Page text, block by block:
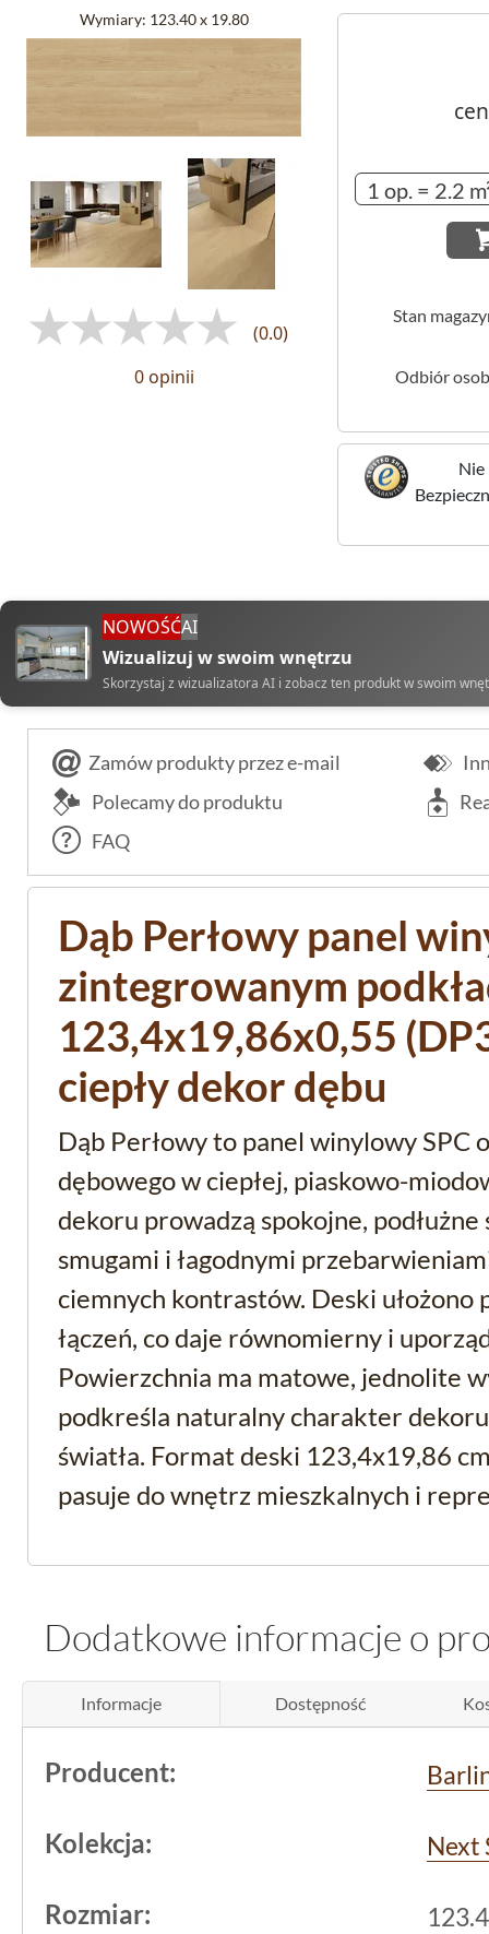
Wymiary: 123.40 x 19.80
(0.0)
0 opinii
Stan
Odbiór
Nie
NOWOŚĆAI
Wizualizuj w swoim wnętrzu
Skorzystaj z wizualizatora AI i zobacz ten produkt w swoim
Zamów produkty przez e-mail
Polecamy do produktu
FAQ
Dąb Perłowy panel
zintegrowanym
123,4x19,86x0,55
ciepły dekor dębu
Dąb Perłowy to panel winylowy SPC
dębowego w ciepłej, piaskowo-
dekoru prowadzą spokojne,
smugami i łagodnymi
ciemnych kontrastów. Deski ułożono
łączeń, co daje równomierny i
Powierzchnia ma matowe, jednolite
podkreśla naturalny charakter
światła. Format deski 123,4x19,86
pasuje do wnętrz mieszkalnych i
Panele winylowe SPC -
naprawdę zrobiona
Topanele winylowe
nie lite drewno. Dekor dębu
dekoracyjnej, dlatego mówimy o
wygląda jak dąb, ale konstrukcyjnie
rozwiązanie z kolekcji Next Step
pozostaje w spójnym, jasnym tonie
Dodatkowe informacje o
Informacje Dostępność
Producent:
Kolekcja: Next
Rozmiar: